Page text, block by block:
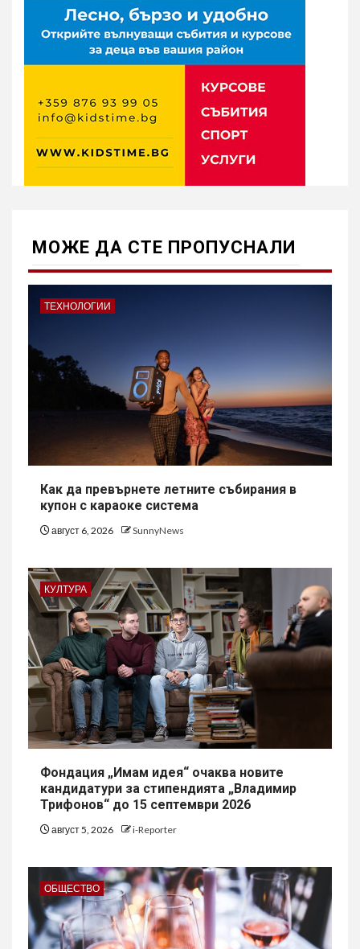
МОЖE ДА СТЕ ПРОПУСНАЛИ
ТЕХНОЛОГИИ
Как да превърнете летните събирания в
купон с караоке система
август 6, 2026 SunnyNews
КУЛТУРА
Фондация „Имам идея“ очаква новите
кандидатури за стипендията „Владимир
Трифонов“ до 15 септември 2026
август 5, 2026 i-Reporter
ОБЩЕСТВО